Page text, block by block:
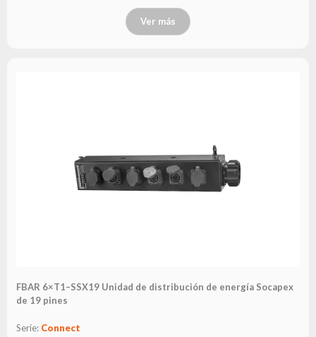
Ver más
FBAR 6×T1–SSX19 Unidad de distribución de energía Socapex
de 19 pines
Serie: Connect